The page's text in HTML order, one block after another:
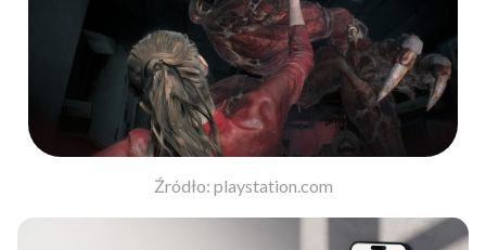
Źródło: playstation.com